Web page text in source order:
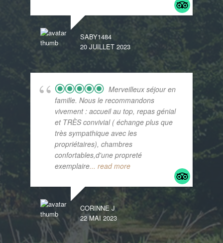
SABY1484
20 JUILLET 2023
Merveilleux séjour en
famille. Nous le recommandons
vivement : accueil au top, repas génial
et TRÈS convivial ( échange plus que
très sympathique avec les
propriétaires), chambres
confortables,d'une propreté
exemplaire... read more
CORINNE J
22 MAI 2023